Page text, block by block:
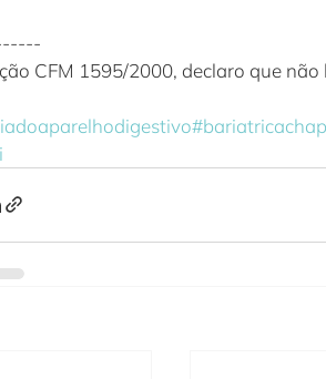
CFM 1595/2000, declaro que